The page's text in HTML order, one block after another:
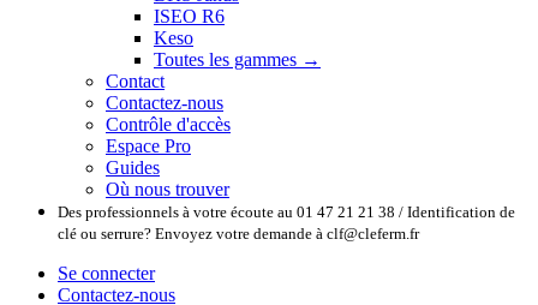
ISEO R6
Keso
Toutes les gammes →
Contact
Contactez-nous
Contrôle d'accès
Espace Pro
Guides
Où nous trouver
Des professionnels à votre écoute au 01 47 21 21 38 / Identification de
clé ou serrure? Envoyez votre demande à clf@cleferm.fr
Se connecter
Contactez-nous